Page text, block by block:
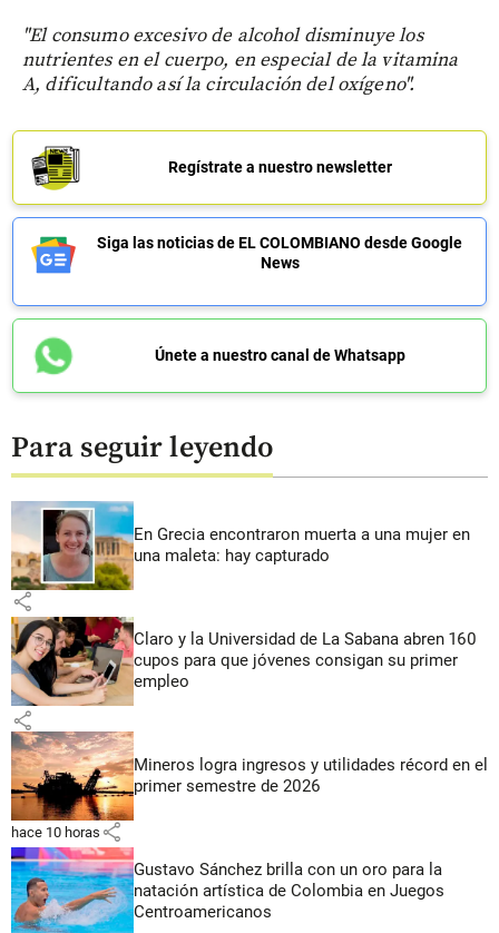
"El consumo excesivo de alcohol disminuye los
nutrientes en el cuerpo, en especial de la vitamina
A, dificultando así la circulación del oxígeno".
Regístrate a nuestro newsletter
Siga las noticias de EL COLOMBIANO desde Google
News
Únete a nuestro canal de Whatsapp
Para seguir leyendo
En Grecia encontraron muerta a una mujer en
una maleta: hay capturado
share
Claro y la Universidad de La Sabana abren 160
cupos para que jóvenes consigan su primer
empleo
share
Mineros logra ingresos y utilidades récord en el
primer semestre de 2026
hace 10 horas share
Gustavo Sánchez brilla con un oro para la
natación artística de Colombia en Juegos
Centroamericanos